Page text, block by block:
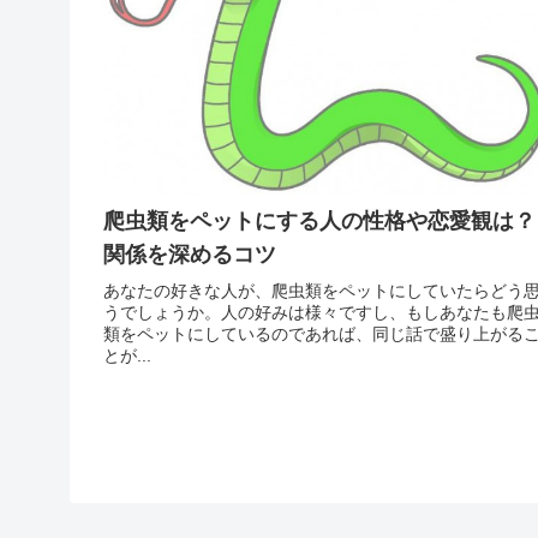
爬虫類をペットにする人の性格や恋愛観は？
関係を深めるコツ
あなたの好きな人が、爬虫類をペットにしていたらどう思
うでしょうか。人の好みは様々ですし、もしあなたも爬虫
類をペットにしているのであれば、同じ話で盛り上がるこ
とが...